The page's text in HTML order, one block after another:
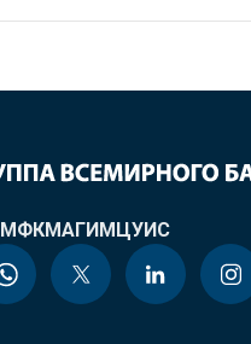
МФКМАГИМЦУИС